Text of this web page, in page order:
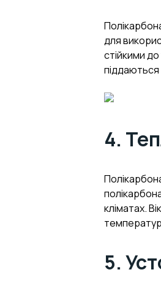
для
стійкими
4.
кліматах.
5.